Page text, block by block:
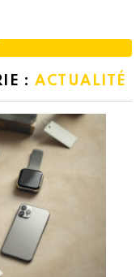
: ACTUALITÉ